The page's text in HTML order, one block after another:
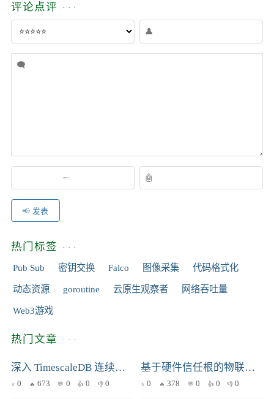
评论点评
发表
热门标签
Pub Sub 密钥交换 Falco 图像采集 代码格式化
动态资源 goroutine 云原生观察者 网络吞吐量
Web3游戏
热门文章
深入 TimescaleDB 连续聚合：原理、优化与实践
0 673 0 0 0
基于硬件信任根的物联网设备身份认证：安全启动与设备唯一标识
0 378 0 0 0